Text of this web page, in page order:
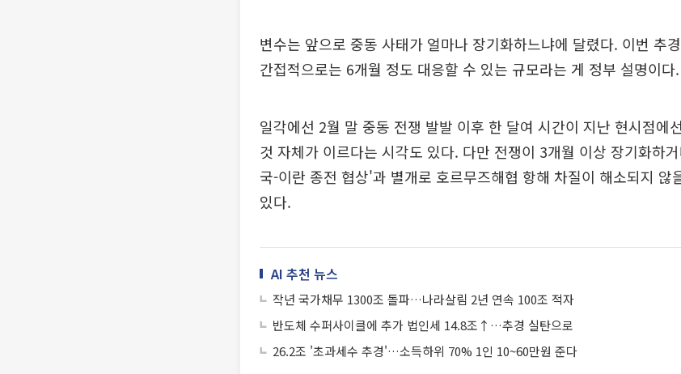
변수는 앞으로 중동 사태가 얼마나 장기화하느냐에 달렸다. 이번 추
간접적으로는 6개월 정도 대응할 수 있는 규모라는 게 정부 설명이다.
일각에선 2월 말 중동 전쟁 발발 이후 한 달여 시간이 지난 현시점에
것 자체가 이르다는 시각도 있다. 다만 전쟁이 3개월 이상 장기화하
국-이란 종전 협상'과 별개로 호르무즈해협 항해 차질이 해소되지 않
있다.
AI 추천 뉴스
작년 국가채무 1300조 돌파…나라살림 2년 연속 100조 적자
반도체 수퍼사이클에 추가 법인세 14.8조↑…추경 실탄으로
26.2조 '초과세수 추경'…소득하위 70% 1인 10~60만원 준다